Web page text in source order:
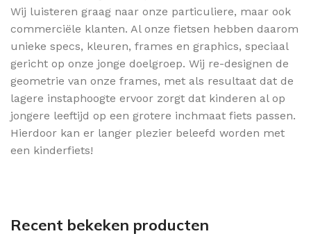
Wij luisteren graag naar onze particuliere, maar ook
commerciële klanten. Al onze fietsen hebben daarom
unieke specs, kleuren, frames en graphics, speciaal
gericht op onze jonge doelgroep. Wij re-designen de
geometrie van onze frames, met als resultaat dat de
lagere instaphoogte ervoor zorgt dat kinderen al op
jongere leeftijd op een grotere inchmaat fiets passen.
Hierdoor kan er langer plezier beleefd worden met
een kinderfiets!
Recent bekeken producten